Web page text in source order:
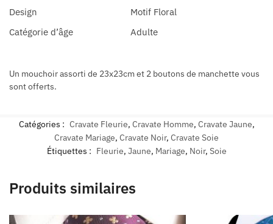
Design
Motif Floral
Catégorie d’âge
Adulte
Un mouchoir assorti de 23x23cm et 2 boutons de manchette vous
sont offerts.
Catégories : Cravate Fleurie, Cravate Homme, Cravate Jaune,
Cravate Mariage, Cravate Noir, Cravate Soie
Étiquettes : Fleurie, Jaune, Mariage, Noir, Soie
Produits similaires